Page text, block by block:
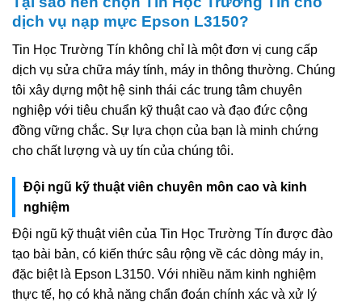
dịch vụ nạp mực Epson L3150?
Tin Học Trường Tín không chỉ là một đơn vị cung cấp
dịch vụ sửa chữa máy tính, máy in thông thường. Chúng
tôi xây dựng một hệ sinh thái các trung tâm chuyên
nghiệp với tiêu chuẩn kỹ thuật cao và đạo đức cộng
đồng vững chắc. Sự lựa chọn của bạn là minh chứng
cho chất lượng và uy tín của chúng tôi.
Đội ngũ kỹ thuật viên chuyên môn cao và kinh
nghiệm
Đội ngũ kỹ thuật viên của Tin Học Trường Tín được đào
tạo bài bản, có kiến thức sâu rộng về các dòng máy in,
đặc biệt là Epson L3150. Với nhiều năm kinh nghiệm
thực tế, họ có khả năng chẩn đoán chính xác và xử lý